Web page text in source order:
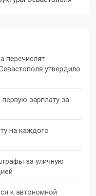
перечислят
утвердило
зарплату за
на каждого
за уличную
к автономной